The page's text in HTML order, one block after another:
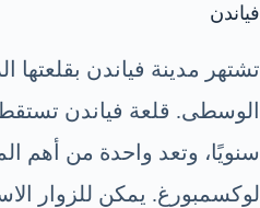
فياندن
تشتهر مدينة فياندن بقلعتها
سنويًا، وتعد واحدة من أهم
لوكسمبورغ. يمكن للزوار